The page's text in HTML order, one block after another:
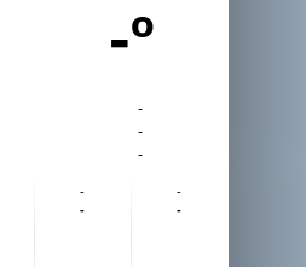
-º
-
-
-
-
-
-
-